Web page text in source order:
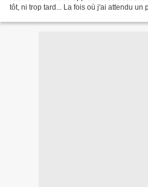
tôt, ni trop tard... La fois où j'ai attendu un